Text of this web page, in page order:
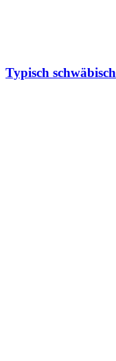
Typisch schwäbisch